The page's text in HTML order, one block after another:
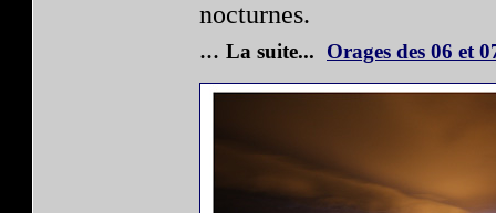
nocturnes.
... La suite... Orages des 06 et